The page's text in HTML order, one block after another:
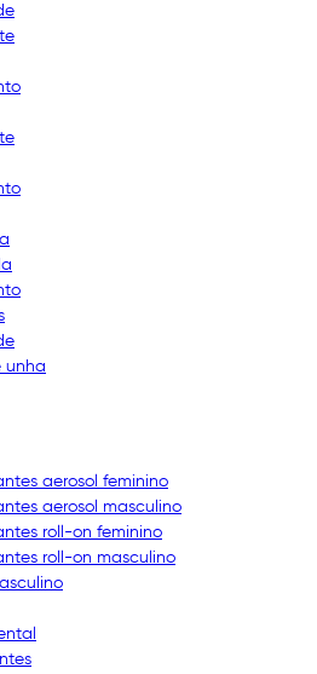
unha
aerosol feminino
aerosol masculino
roll-on feminino
roll-on masculino